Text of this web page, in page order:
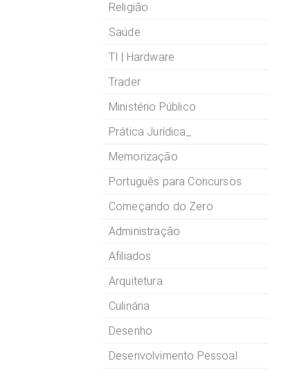
Religião
Saúde
TI | Hardware
Trader
Ministério Público
Prática Jurídica_
Memorização
Português para Concursos
Começando do Zero
Administração
Afiliados
Arquitetura
Culinária
Desenho
Desenvolvimento Pessoal